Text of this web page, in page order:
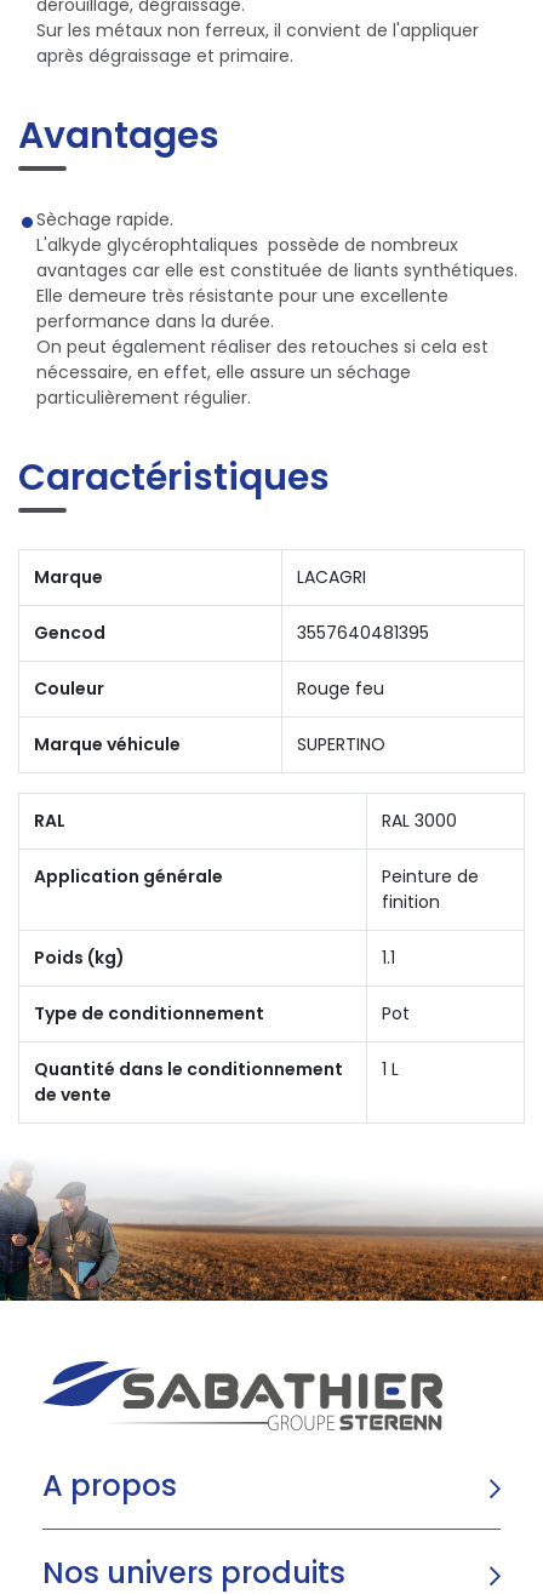
Sur les métaux non ferreux, il convient de l'appliquer
après dégraissage et primaire.
Avantages
Sèchage rapide.
L'alkyde glycérophtaliques possède de nombreux
avantages car elle est constituée de liants synthétiques.
Elle demeure très résistante pour une excellente
performance dans la durée.
On peut également réaliser des retouches si cela est
nécessaire, en effet, elle assure un séchage
particulièrement régulier.
Caractéristiques
Marque LACAGRI
Gencod 3557640481395
Couleur Rouge feu
Marque véhicule SUPERTINO
RAL RAL 3000
Application générale
Peinture de
finition
Poids (kg) 1.1
Type de conditionnement Pot
Quantité dans le conditionnement
de vente
1 L
A propos
Nos univers produits